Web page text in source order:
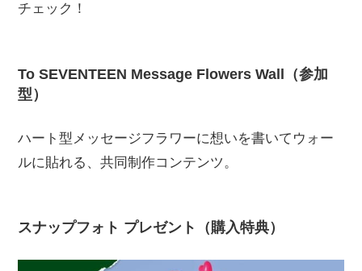
チェック！
To SEVENTEEN Message Flowers Wall（参加
型）
ハート型メッセージフラワーに想いを書いてウォー
ルに貼れる、共同制作コンテンツ。
スナップフォト プレゼント（購入特典）